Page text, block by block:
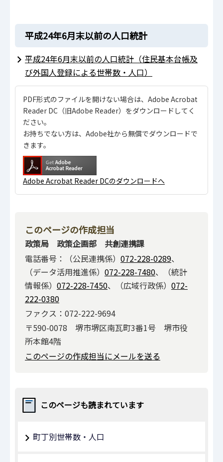
平成24年6月末以前の人口統計
平成24年6月末以前の人口統計（住民基本台帳及
び外国人登録による世帯数・人口）
PDF形式のファイルを開けない場合は、Adobe Acrobat
Reader DC（旧Adobe Reader）をダウンロードしてく
ださい。
お持ちでない方は、Adobe社から無償でダウンロードで
きます。
Adobe Acrobat Reader DCのダウンロードへ
このページの作成担当
政策局 政策企画部 共創連携課
電話番号：（公民連携係） 072-228-0289、
（データ活用推進係） 072-228-7480、（統計
情報係） 072-228-7450、（広域行政係） 072-
222-0380
ファクス：072-222-9694
〒590-0078 堺市堺区南瓦町3番1号 堺市役
所本館4階
このページの作成担当にメールを送る
このページも読まれています
町丁別世帯数・人口